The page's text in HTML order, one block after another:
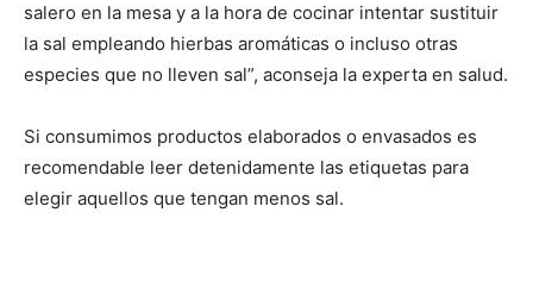
salero en la mesa y a la hora de cocinar intentar sustituir
la sal empleando hierbas aromáticas o incluso otras
especies que no lleven sal”, aconseja la experta en salud.
Si consumimos productos elaborados o envasados es
recomendable leer detenidamente las etiquetas para
elegir aquellos que tengan menos sal.